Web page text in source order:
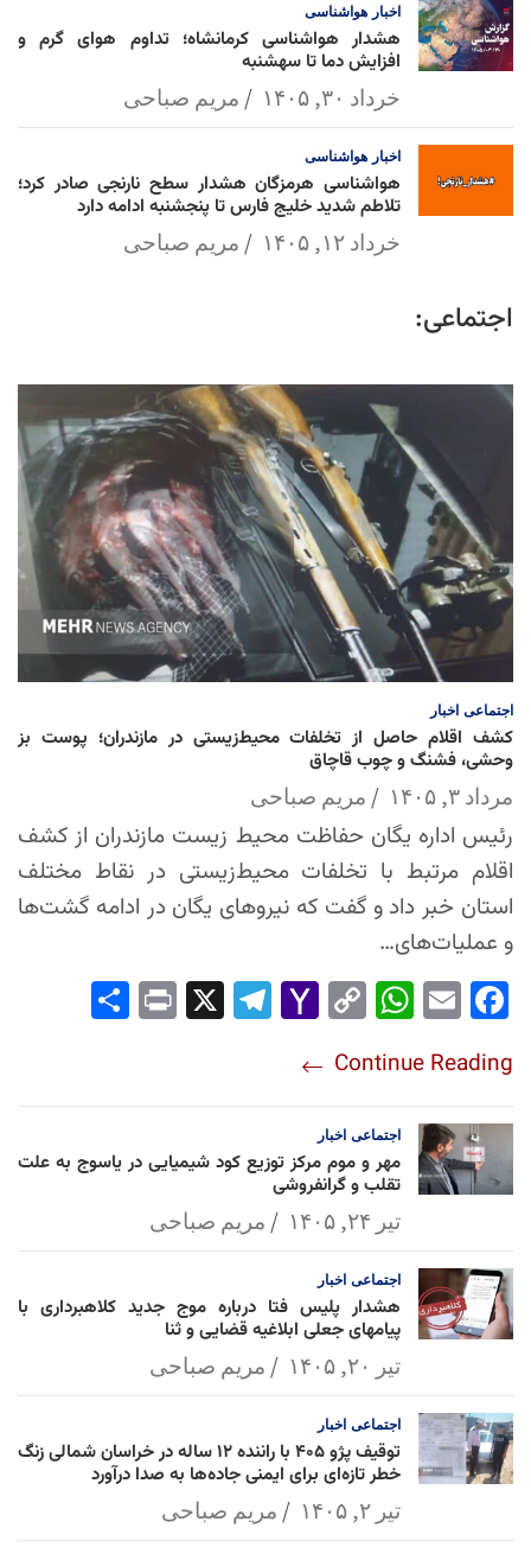
اخبار هواشناسی
هشدار هواشناسی کرمانشاه؛ تداوم هوای گرم و
افزایش دما تا سهشنبه
خرداد ۳۰, ۱۴۰۵ مریم صباحی
اخبار هواشناسی
هواشناسی هرمزگان هشدار سطح نارنجی صادر کرد؛
تلاطم شدید خلیج فارس تا پنجشنبه ادامه دارد
خرداد ۱۲, ۱۴۰۵ مریم صباحی
اجتماعی:
اجتماعی اخبار
کشف اقلام حاصل از تخلفات محیط‌زیستی در مازندران؛ پوست بز
وحشی، فشنگ و چوب قاچاق
مرداد ۳, ۱۴۰۵ مریم صباحی
رئیس اداره یگان حفاظت محیط زیست مازندران از کشف
اقلام مرتبط با تخلفات محیط‌زیستی در نقاط مختلف
استان خبر داد و گفت که نیروهای یگان در ادامه گشت‌ها
و عملیات‌های…
Fac
ok
Em
Wh
Ap
p
Co
Lin
k
Yah
l
Tel
Pri
Continue Reading
اجتماعی اخبار
مهر و موم مرکز توزیع کود شیمیایی در یاسوج به علت
تقلب و گرانفروشی
تیر ۲۴, ۱۴۰۵ مریم صباحی
اجتماعی اخبار
هشدار پلیس فتا درباره موج جدید کلاهبرداری با
پیامهای جعلی ابلاغیه قضایی و ثنا
تیر ۲۰, ۱۴۰۵ مریم صباحی
اجتماعی اخبار
توقیف پژو ۴۰۵ با راننده ۱۲ ساله در خراسان شمالی زنگ
خطر تازه‌ای برای ایمنی جاده‌ها به صدا درآورد
تیر ۲, ۱۴۰۵ مریم صباحی